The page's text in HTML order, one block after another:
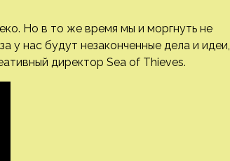
Но в то же время мы и моргнуть не
у нас будут незаконченные дела и идеи,
директор Sea of Thieves.